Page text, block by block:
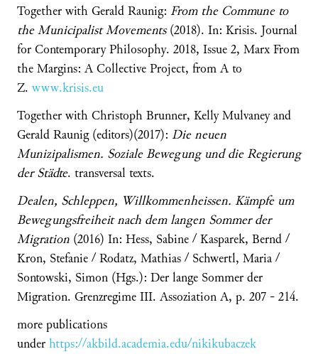
Together with Gerald Raunig: From the Commune to
the Municipalist Movements(2018). In: Krisis. Journal
for Contemporary Philosophy. 2018, Issue 2, Marx From
the Margins: A Collective Project, from A to
Z. www.krisis.eu
Together with Christoph Brunner, Kelly Mulvaney and
Gerald Raunig (editors)(2017): Die neuen
Munizipalismen. Soziale Bewegung und die Regierung
der Städte. transversal texts.
Dealen, Schleppen, Willkommenheissen. Kämpfe um
Bewegungsfreiheit nach dem langen Sommer der
Migration (2016) In: Hess, Sabine / Kasparek, Bernd /
Kron, Stefanie / Rodatz, Mathias / Schwertl, Maria /
Sontowski, Simon (Hgs.): Der lange Sommer der
Migration. Grenzregime III. Assoziation A, p. 207 - 214.
more publications
underhttps://akbild.academia.edu/nikikubaczek